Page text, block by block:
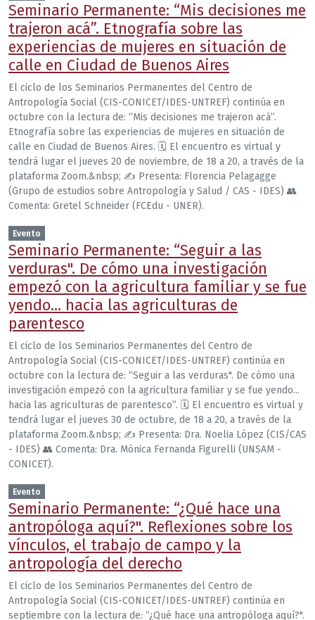
Seminario Permanente: “Mis decisiones me
trajeron acá”. Etnografía sobre las
experiencias de mujeres en situación de
calle en Ciudad de Buenos Aires
El ciclo de los Seminarios Permanentes del Centro de
Antropología Social (CIS-CONICET/IDES-UNTREF) continúa en
octubre con la lectura de: “Mis decisiones me trajeron acá”.
Etnografía sobre las experiencias de mujeres en situación de
calle en Ciudad de Buenos Aires. 🗓 El encuentro es virtual y
tendrá lugar el jueves 20 de noviembre, de 18 a 20, a través de la
plataforma Zoom.&nbsp; ✍️ Presenta: Florencia Pelagagge
(Grupo de estudios sobre Antropología y Salud / CAS - IDES) 👥
Comenta: Gretel Schneider (FCEdu - UNER).
Evento
Seminario Permanente: “Seguir a las
verduras". De cómo una investigación
empezó con la agricultura familiar y se fue
yendo... hacia las agriculturas de
parentesco
El ciclo de los Seminarios Permanentes del Centro de
Antropología Social (CIS-CONICET/IDES-UNTREF) continúa en
octubre con la lectura de: “Seguir a las verduras". De cómo una
investigación empezó con la agricultura familiar y se fue yendo...
hacia las agriculturas de parentesco”. 🗓 El encuentro es virtual y
tendrá lugar el jueves 30 de octubre, de 18 a 20, a través de la
plataforma Zoom.&nbsp; ✍️ Presenta: Dra. Noelia López (CIS/CAS
- IDES) 👥 Comenta: Dra. Mónica Fernanda Figurelli (UNSAM -
CONICET).
Evento
Seminario Permanente: “¿Qué hace una
antropóloga aquí?". Reflexiones sobre los
vínculos, el trabajo de campo y la
antropología del derecho
El ciclo de los Seminarios Permanentes del Centro de
Antropología Social (CIS-CONICET/IDES-UNTREF) continúa en
septiembre con la lectura de: “¿Qué hace una antropóloga aquí?".